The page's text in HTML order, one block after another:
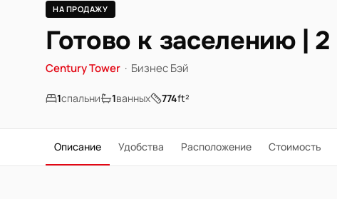
НА ПРОДАЖУ
Готово к заселению |
Century Tower · Бизнес Бэй
1спальни 1ванных 774ft²
Описание Удобства Расположение Стоимость